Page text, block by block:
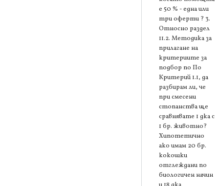
е 50 % - една или
три оферти ? 3.
Относно раздел
11.2. Методика за
прилагане на
критериите за
подбор по По
Критерий 1.1, да
разбирам ли, че
при смесени
стопанства ще
сравнявате 1 дка с
1 бр. животно?
Хипотетично
ако имам 20 бр.
кокошки
отглеждани по
биологичен начин